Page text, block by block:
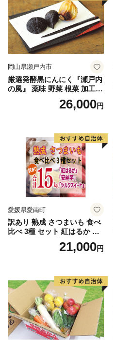
岡山県瀬戸内市
厳選発酵黒にんにく『瀬戸内
の風』 薬味 野菜 根菜 加工食
26,000円
愛媛県愛南町
訳あり 熟成 さつまいも 食べ
比べ 3種 セット 紅はるか 安
納芋 シルクスイート 合計 15
kg サイズ混合 サツマイモ 焼
芋 ほしいも スイートポテト
いも天 サイズミックス 甘い
ねっとり 生芋 新芋 あんのう
いも 甘藷 べにはるか スイー
ツ 国産 糖度 産地直送 農家直
送 数量限定 21000円 愛媛 愛
南 ミッチーのおみかん畑
21,000円